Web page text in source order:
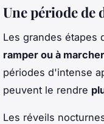
Une période de
Les grandes étapes
ramper ou à
périodes d'intense
peuvent le rendre
Les réveils